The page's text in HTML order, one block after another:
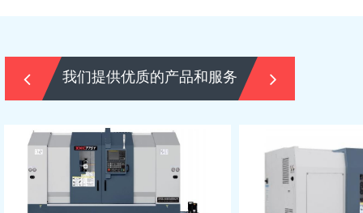
我们提供优质的产品和服务